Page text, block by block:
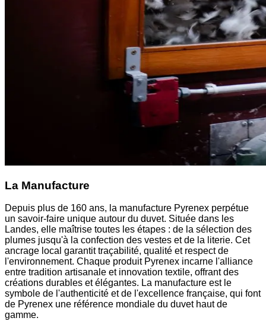
La Manufacture
Depuis plus de 160 ans, la manufacture Pyrenex perpétue
un savoir-faire unique autour du duvet. Située dans les
Landes, elle maîtrise toutes les étapes : de la sélection des
plumes jusqu'à la confection des vestes et de la literie. Cet
ancrage local garantit traçabilité, qualité et respect de
l'environnement. Chaque produit Pyrenex incarne l'alliance
entre tradition artisanale et innovation textile, offrant des
créations durables et élégantes. La manufacture est le
symbole de l'authenticité et de l'excellence française, qui font
de Pyrenex une référence mondiale du duvet haut de
gamme.